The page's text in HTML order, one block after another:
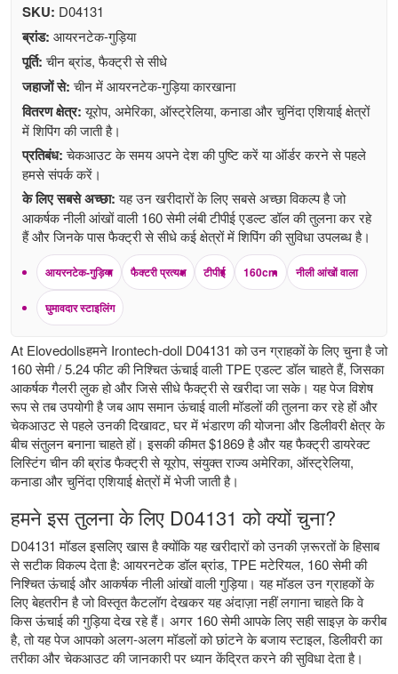
SKU: D04131
ब्रांड: आयरनटेक-गुड़िया
पूर्ति:चीन ब्रांड, फैक्ट्री से सीधे
जहाजों से:चीन में आयरनटेक-गुड़िया कारखाना
वितरण क्षेत्र:यूरोप, अमेरिका, ऑस्ट्रेलिया, कनाडा और चुनिंदा एशियाई क्षेत्रों
में शिपिंग की जाती है।
प्रतिबंध:चेकआउट के समय अपने देश की पुष्टि करें या ऑर्डर करने से पहले
हमसे संपर्क करें।
के लिए सबसे अच्छा:यह उन खरीदारों के लिए सबसे अच्छा विकल्प है जो
आकर्षक नीली आंखों वाली 160 सेमी लंबी टीपीई एडल्ट डॉल की तुलना कर रहे
हैं और जिनके पास फैक्ट्री से सीधे कई क्षेत्रों में शिपिंग की सुविधा उपलब्ध है।
आयरनटेक-गुड़िया फैक्टरी प्रत्यक्ष टीपीई 160cm नीली आंखों वाला
घुमावदार स्टाइलिंग
At Elovedollsहमने Irontech-doll D04131 को उन ग्राहकों के लिए चुना है जो
160 सेमी / 5.24 फीट की निश्चित ऊंचाई वाली TPE एडल्ट डॉल चाहते हैं, जिसका
आकर्षक गैलरी लुक हो और जिसे सीधे फैक्ट्री से खरीदा जा सके। यह पेज विशेष
रूप से तब उपयोगी है जब आप समान ऊंचाई वाली मॉडलों की तुलना कर रहे हों और
चेकआउट से पहले उनकी दिखावट, घर में भंडारण की योजना और डिलीवरी क्षेत्र के
बीच संतुलन बनाना चाहते हों। इसकी कीमत $1869 है और यह फैक्ट्री डायरेक्ट
लिस्टिंग चीन की ब्रांड फैक्ट्री से यूरोप, संयुक्त राज्य अमेरिका, ऑस्ट्रेलिया,
कनाडा और चुनिंदा एशियाई क्षेत्रों में भेजी जाती है।
हमने इस तुलना के लिए D04131 को क्यों चुना?
D04131 मॉडल इसलिए खास है क्योंकि यह खरीदारों को उनकी ज़रूरतों के हिसाब
से सटीक विकल्प देता है: आयरनटेक डॉल ब्रांड, TPE मटेरियल, 160 सेमी की
निश्चित ऊंचाई और आकर्षक नीली आंखों वाली गुड़िया। यह मॉडल उन ग्राहकों के
लिए बेहतरीन है जो विस्तृत कैटलॉग देखकर यह अंदाज़ा नहीं लगाना चाहते कि वे
किस ऊंचाई की गुड़िया देख रहे हैं। अगर 160 सेमी आपके लिए सही साइज़ के करीब
है, तो यह पेज आपको अलग-अलग मॉडलों को छांटने के बजाय स्टाइल, डिलीवरी का
तरीका और चेकआउट की जानकारी पर ध्यान केंद्रित करने की सुविधा देता है।